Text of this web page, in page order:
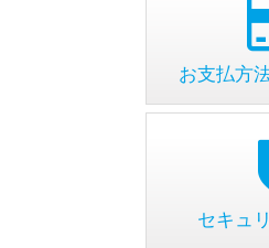
お支払方
セキュ